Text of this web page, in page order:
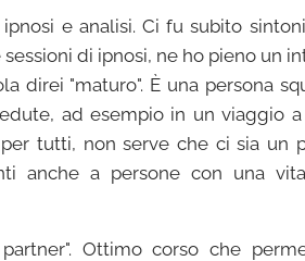
e analisi. Ci fu subito
di ipnosi, ne ho pieno un
direi "maturo". È una persona
ad esempio in un viaggio a
tutti, non serve che ci sia un
anche a persone con una vita
Ottimo corso che